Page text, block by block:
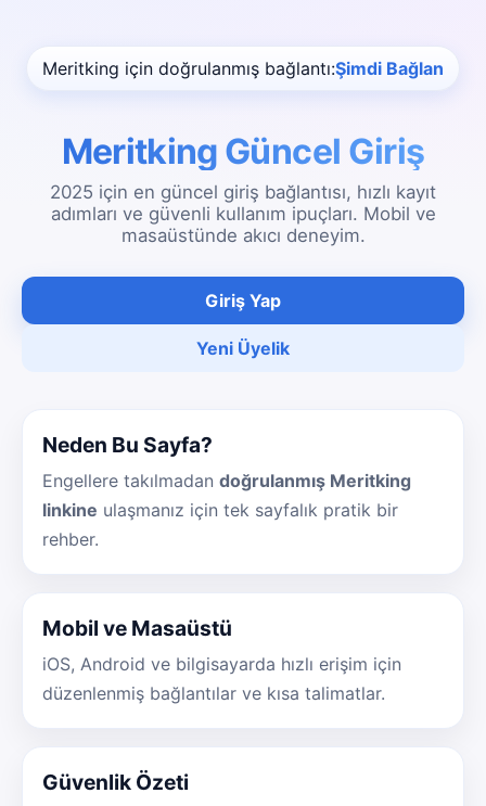
Meritking için doğrulanmış bağlantı:Şimdi Bağlan
Meritking Güncel Giriş
2025 için en güncel giriş bağlantısı, hızlı kayıt
adımları ve güvenli kullanım ipuçları. Mobil ve
masaüstünde akıcı deneyim.
Giriş Yap
Yeni Üyelik
Neden Bu Sayfa?
Engellere takılmadan doğrulanmış Meritking
linkine ulaşmanız için tek sayfalık pratik bir
rehber.
Mobil ve Masaüstü
iOS, Android ve bilgisayarda hızlı erişim için
düzenlenmiş bağlantılar ve kısa talimatlar.
Güvenlik Özeti